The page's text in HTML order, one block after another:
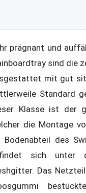
prägnant und
sind die
mit gut
Standard
Klasse ist der
die Montage
Bodenabteil des
sich unter
Das